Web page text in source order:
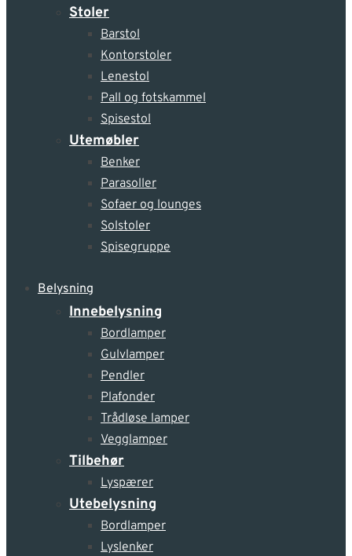
Stoler
Barstol
Kontorstoler
Lenestol
Pall og fotskammel
Spisestol
Utemøbler
Benker
Parasoller
Sofaer og lounges
Solstoler
Spisegruppe
Belysning
Innebelysning
Bordlamper
Gulvlamper
Pendler
Plafonder
Trådløse lamper
Vegglamper
Tilbehør
Lyspærer
Utebelysning
Bordlamper
Lyslenker